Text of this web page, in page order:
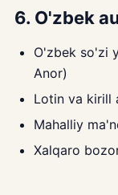
6. O'zbek
O'zbek so'zi
Anor)
Lotin va kirill
Mahalliy
Xalqaro